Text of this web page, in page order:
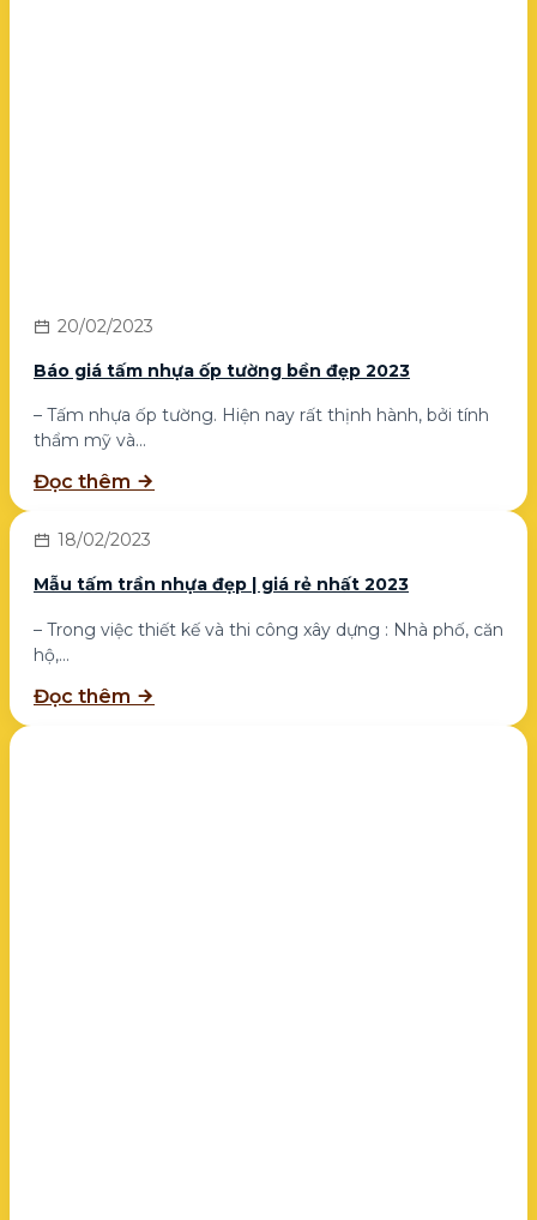
20/02/2023
Báo giá tấm nhựa ốp tường bền đẹp 2023
– Tấm nhựa ốp tường. Hiện nay rất thịnh hành, bởi tính
thẩm mỹ và...
Đọc thêm
18/02/2023
Mẫu tấm trần nhựa đẹp | giá rẻ nhất 2023
– Trong việc thiết kế và thi công xây dựng : Nhà phố, căn
hộ,...
Đọc thêm